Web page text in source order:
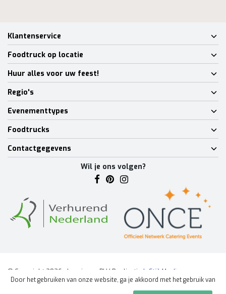
Klantenservice
Foodtruck op locatie
Huur alles voor uw feest!
Regio's
Evenementtypes
Foodtrucks
Contactgegevens
Wil je ons volgen?
© Copyright 2026 - Lumineux BV | Realisatie
InStijl Media
Algemene voorwaarden|Disclaimer|Privacy Policy|Sitemap |
Door het gebruiken van onze website, ga je akkoord met het gebruik van